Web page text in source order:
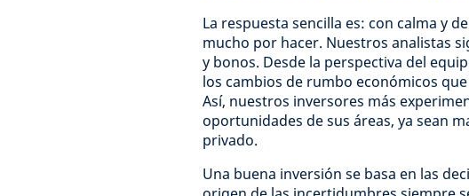
La respuesta sencilla es: con calma y
mucho por hacer. Nuestros analistas
y bonos. Desde la perspectiva del
los cambios de rumbo económicos
Así, nuestros inversores más
oportunidades de sus áreas, ya sean
privado.
Una buena inversión se basa en las